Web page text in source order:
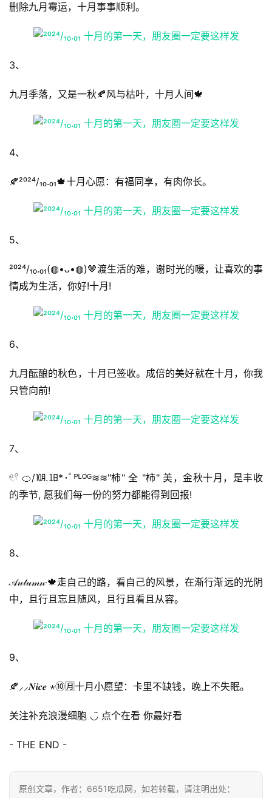
📖
文
集
榜
速
递
主
删除九月霉运，十月事事顺利。
3、
九月季落，又是一秋🍂风与枯叶，十月人间🍁
4、
🍂²⁰²⁴/₁₀.₀₁🍁十月心愿：有福同享，有肉你长。
5、
²⁰²⁴/₁₀.₀₁(◍•ᴗ•◍)🤎渡生活的难，谢时光的暖，让喜欢的事
情成为生活，你好!十月!
6、
九月酝酿的秋色，十月已签收。成倍的美好就在十月，你我
只管向前!
7、
𓏲𓍢 🍊/㋉.㏠*･ﾟᴾᴸᴼᴳ≋≋"柿" 全 "柿" 美，金秋十月，是丰收
的季节, 愿我们每一份的努力都能得到回报!
8、
𝒜𝓊𝓉𝓊𝓂𝓃‧🍁走自己的路，看自己的风景，在渐行渐远的光阴
中，且行且忘且随风，且行且看且从容。
9、
🍂⸝⸝𝑵𝒊𝒄𝒆 ⋆⑩🈷️十月小愿望：卡里不缺钱，晚上不失眠。
关注补充浪漫细胞 ◡̈ 点个在看 你最好看
- THE END -
原创文章，作者：6651吃瓜网，如若转载，请注明出处：